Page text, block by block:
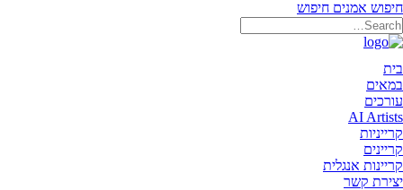
חיפוש אמנים חיפוש
בית
במאים
עורכים
AI Artists
קרייניות
קריינים
קריינות אנגלית
יצירת קשר